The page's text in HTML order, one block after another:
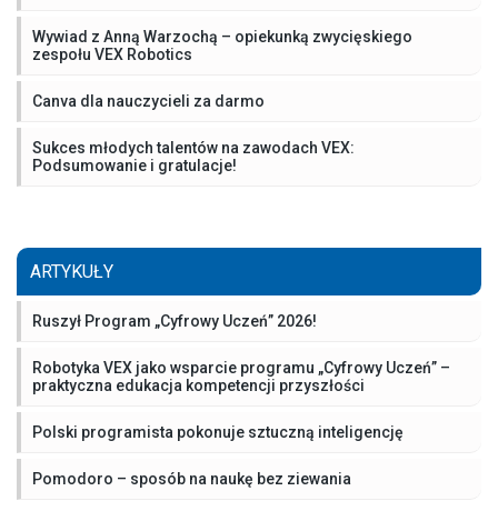
Wywiad z Anną Warzochą – opiekunką zwycięskiego
zespołu VEX Robotics
Canva dla nauczycieli za darmo
Sukces młodych talentów na zawodach VEX:
Podsumowanie i gratulacje!
ARTYKUŁY
Ruszył Program „Cyfrowy Uczeń” 2026!
Robotyka VEX jako wsparcie programu „Cyfrowy Uczeń” –
praktyczna edukacja kompetencji przyszłości
Polski programista pokonuje sztuczną inteligencję
Pomodoro – sposób na naukę bez ziewania